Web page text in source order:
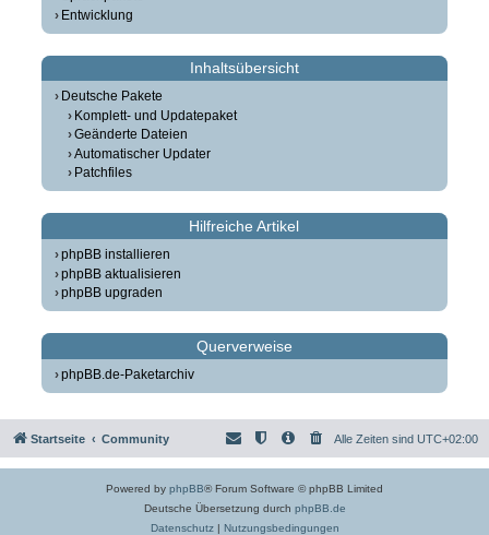
Entwicklung
Inhaltsübersicht
Deutsche Pakete
Komplett- und Updatepaket
Geänderte Dateien
Automatischer Updater
Patchfiles
Hilfreiche Artikel
phpBB installieren
phpBB aktualisieren
phpBB upgraden
Querverweise
phpBB.de-Paketarchiv
Startseite Community Alle Zeiten sind UTC+02:00
Powered by phpBB® Forum Software © phpBB Limited
Deutsche Übersetzung durch phpBB.de
Datenschutz| Nutzungsbedingungen